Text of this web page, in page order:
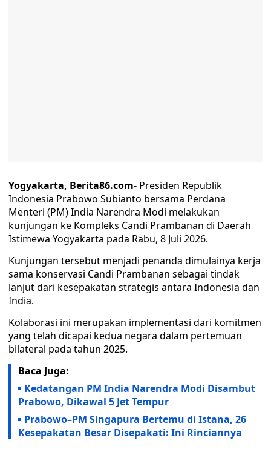
Yogyakarta, Berita86.com- Presiden Republik
Indonesia Prabowo Subianto bersama Perdana
Menteri (PM) India Narendra Modi melakukan
kunjungan ke Kompleks Candi Prambanan di Daerah
Istimewa Yogyakarta pada Rabu, 8 Juli 2026.
Kunjungan tersebut menjadi penanda dimulainya kerja
sama konservasi Candi Prambanan sebagai tindak
lanjut dari kesepakatan strategis antara Indonesia dan
India.
Kolaborasi ini merupakan implementasi dari komitmen
yang telah dicapai kedua negara dalam pertemuan
bilateral pada tahun 2025.
Baca Juga:
Kedatangan PM India Narendra Modi Disambut
Prabowo, Dikawal 5 Jet Tempur
Prabowo–PM Singapura Bertemu di Istana, 26
Kesepakatan Besar Disepakati: Ini Rinciannya